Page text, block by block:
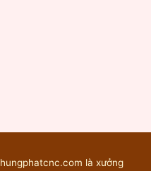
hungphatcnc.com là xưởng